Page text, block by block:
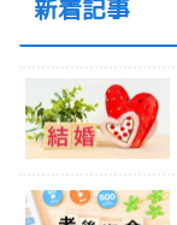
新着記事